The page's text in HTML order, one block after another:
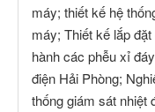
máy; thiết kế hệ
máy; Thiết kế lắp
hành các phễu xỉ
điện Hải Phòng;
thống giám sát nhiệt